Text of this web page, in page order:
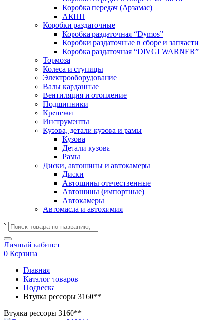
Коробка передач (Арзамас)
АКПП
Коробки раздаточные
Коробка раздаточная “Dymos”
Коробки раздаточные в сборе и запчасти
Коробка раздаточная “DIVGI WARNER”
Тормоза
Колеса и ступицы
Электрооборудование
Валы карданные
Вентиляция и отопление
Подшипники
Крепежи
Инструменты
Кузова, детали кузова и рамы
Кузова
Детали кузова
Рамы
Диски, автошины и автокамеры
Диски
Автошины отечественные
Автошины (импортные)
Автокамеры
Автомасла и автохимия
`
Личный кабинет
0 Корзина
Главная
Каталог товаров
Подвеска
Втулка рессоры 3160**
Втулка рессоры 3160**